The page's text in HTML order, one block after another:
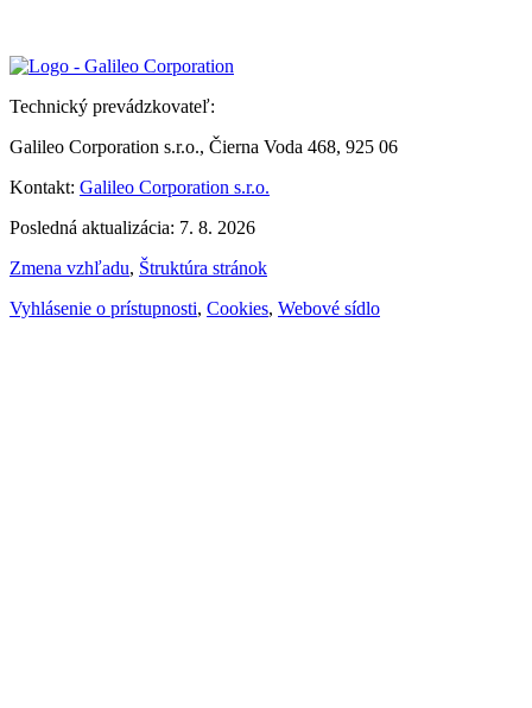
Technický prevádzkovateľ:
Galileo Corporation s.r.o., Čierna Voda 468, 925 06
Kontakt: Galileo Corporation s.r.o.
Posledná aktualizácia: 7. 8. 2026
Zmena vzhľadu, Štruktúra stránok
Vyhlásenie o prístupnosti, Cookies, Webové sídlo